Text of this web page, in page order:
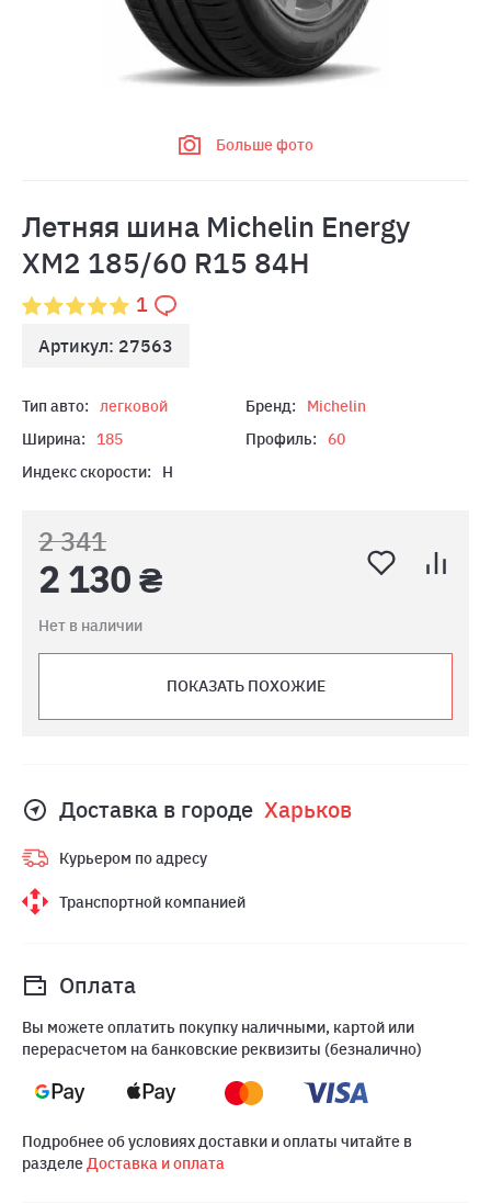
Больше фото
Летняя шина Michelin Energy
XM2 185/60 R15 84H
1
Артикул: 27563
Тип авто: легковой Бренд:
Michelin
Ширина:
185 Профиль:
60
Индекс скорости:
H
2 341
2 130 ₴
Нет в наличии
ПОКАЗАТЬ ПОХОЖИЕ
Доставка в городе Харьков
Курьером по адресу
Транспортной компанией
Оплата
Вы можете оплатить покупку наличными, картой или
перерасчетом на банковские реквизиты (безналично)
Подробнее об условиях доставки и оплаты читайте в
разделеДоставка и оплата